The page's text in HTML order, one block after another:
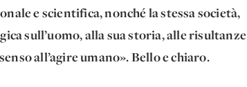
e scientifica, nonché la stessa società,
sull’uomo, alla sua storia, alle risultanze
all’agire umano». Bello e chiaro.